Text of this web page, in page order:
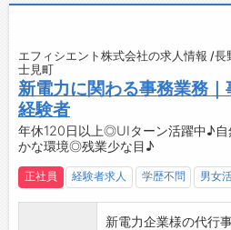
エフィシエント株式会社の求人情報 /長
士見町
新電力に関わる事務業務｜
経験者
年休120日以上◎UIターン活躍中♪自
かな環境◎残業少な目♪
正社員 経験者求人 学歴不問 男女
新電力企業様の代行